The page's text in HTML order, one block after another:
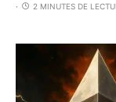
2 MINUTES DE